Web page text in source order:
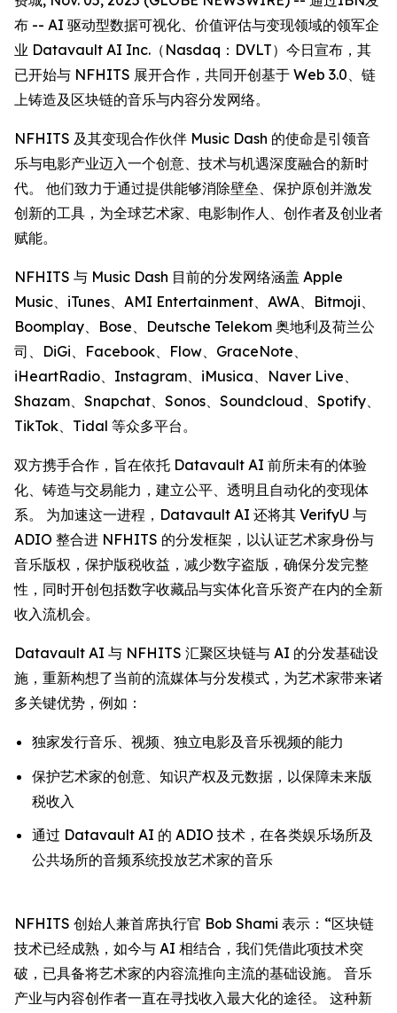
布 -- AI 驱动型数据可视化、价值评估与变现领域的领军企
业 Datavault AI Inc.（Nasdaq：DVLT）今日宣布，其
已开始与 NFHITS 展开合作，共同开创基于 Web 3.0、链
上铸造及区块链的音乐与内容分发网络。
NFHITS 及其变现合作伙伴 Music Dash 的使命是引领音
乐与电影产业迈入一个创意、技术与机遇深度融合的新时
代。 他们致力于通过提供能够消除壁垒、保护原创并激发
创新的工具，为全球艺术家、电影制作人、创作者及创业者
赋能。
NFHITS 与 Music Dash 目前的分发网络涵盖 Apple
Music、iTunes、AMI Entertainment、AWA、Bitmoji、
Boomplay、Bose、Deutsche Telekom 奥地利及荷兰公
司、DiGi、Facebook、Flow、GraceNote、
iHeartRadio、Instagram、iMusica、Naver Live、
Shazam、Snapchat、Sonos、Soundcloud、Spotify、
TikTok、Tidal 等众多平台。
双方携手合作，旨在依托 Datavault AI 前所未有的体验
化、铸造与交易能力，建立公平、透明且自动化的变现体
系。 为加速这一进程，Datavault AI 还将其 VerifyU 与
ADIO 整合进 NFHITS 的分发框架，以认证艺术家身份与
音乐版权，保护版税收益，减少数字盗版，确保分发完整
性，同时开创包括数字收藏品与实体化音乐资产在内的全新
收入流机会。
Datavault AI 与 NFHITS 汇聚区块链与 AI 的分发基础设
施，重新构想了当前的流媒体与分发模式，为艺术家带来诸
多关键优势，例如：
独家发行音乐、视频、独立电影及音乐视频的能力
保护艺术家的创意、知识产权及元数据，以保障未来版
税收入
通过 Datavault AI 的 ADIO 技术，在各类娱乐场所及
公共场所的音频系统投放艺术家的音乐
NFHITS 创始人兼首席执行官 Bob Shami 表示：“区块链
技术已经成熟，如今与 AI 相结合，我们凭借此项技术突
破，已具备将艺术家的内容流推向主流的基础设施。 音乐
产业与内容创作者一直在寻找收入最大化的途径。 这种新